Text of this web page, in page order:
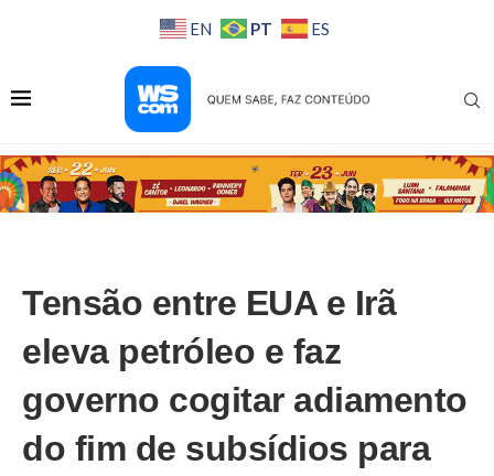
EN PT ES
Tensão entre EUA e Irã
eleva petróleo e faz
governo cogitar adiamento
do fim de subsídios para